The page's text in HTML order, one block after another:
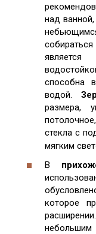
над
способна
водой.
размера,
стекла с
мягким
В
которое